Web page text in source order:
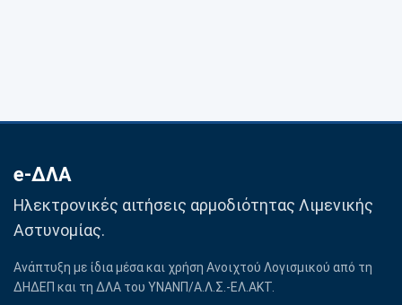
e-ΔΛΑ
Ηλεκτρονικές αιτήσεις αρμοδιότητας Λιμενικής
Αστυνομίας.
Ανάπτυξη με ίδια μέσα και χρήση Ανοιχτού Λογισμικού από τη
ΔΗΔΕΠ και τη ΔΛΑ του ΥΝΑΝΠ/Α.Λ.Σ.-ΕΛ.ΑΚΤ.